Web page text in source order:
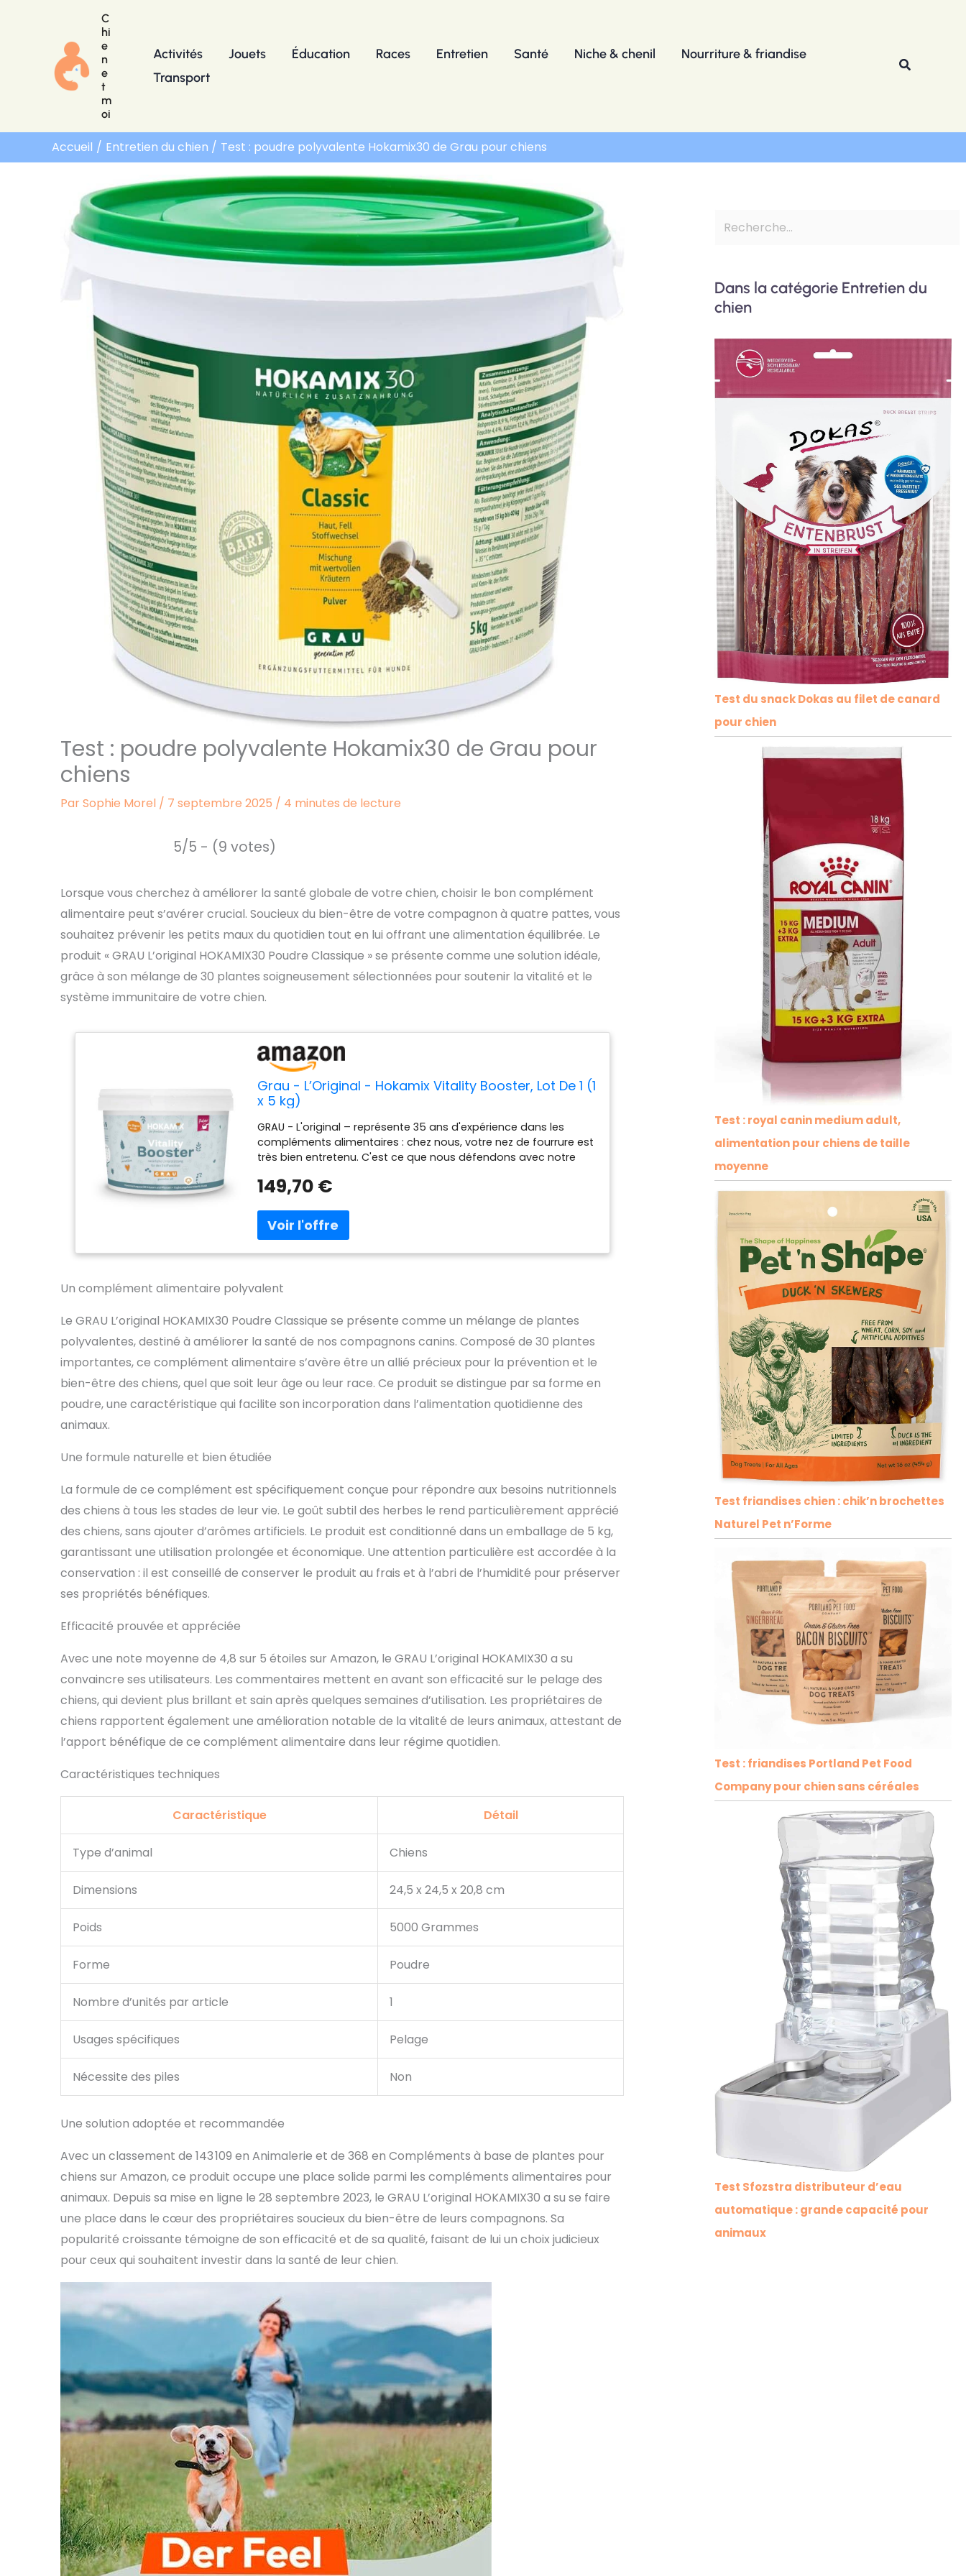
C
hi
e
n
e
t
m
oi
Activités Jouets Éducation Races Entretien Santé Niche & chenil
Nourriture & friandise
Transport
Accueil Entretien du chien Test : poudre polyvalente Hokamix30 de Grau pour chiens
Test : poudre polyvalente Hokamix30 de Grau pour
chiens
ParSophie Morel / 7 septembre 2025 / 4 minutes de lecture
5/5 - (9 votes)
Lorsque vous cherchez à améliorer la santé globale de votre chien, choisir le bon complément
alimentaire peut s’avérer crucial. Soucieux du bien-être de votre compagnon à quatre pattes, vous
souhaitez prévenir les petits maux du quotidien tout en lui offrant une alimentation équilibrée. Le
produit « GRAU L’original HOKAMIX30 Poudre Classique » se présente comme une solution idéale,
grâce à son mélange de 30 plantes soigneusement sélectionnées pour soutenir la vitalité et le
système immunitaire de votre chien.
Grau - L’Original - Hokamix Vitality Booster, Lot De 1 (1
x 5 kg)
GRAU - L'original – représente 35 ans d'expérience dans les
compléments alimentaires : chez nous, votre nez de fourrure est
très bien entretenu. C'est ce que nous défendons avec notre
membre de la famille. C'est pourquoi nous développons nos
presque tous les symptômes, nous proposons une solution
solide dans nos gammes de produits. Unique : mélange
bien plus encore
149,70 €
Un complément alimentaire polyvalent
Le GRAU L’original HOKAMIX30 Poudre Classique se présente comme un mélange de plantes
polyvalentes, destiné à améliorer la santé de nos compagnons canins. Composé de 30 plantes
importantes, ce complément alimentaire s’avère être un allié précieux pour la prévention et le
bien-être des chiens, quel que soit leur âge ou leur race. Ce produit se distingue par sa forme en
poudre, une caractéristique qui facilite son incorporation dans l’alimentation quotidienne des
animaux.
Une formule naturelle et bien étudiée
La formule de ce complément est spécifiquement conçue pour répondre aux besoins nutritionnels
des chiens à tous les stades de leur vie. Le goût subtil des herbes le rend particulièrement apprécié
des chiens, sans ajouter d’arômes artificiels. Le produit est conditionné dans un emballage de 5 kg,
garantissant une utilisation prolongée et économique. Une attention particulière est accordée à la
conservation : il est conseillé de conserver le produit au frais et à l’abri de l’humidité pour préserver
ses propriétés bénéfiques.
Efficacité prouvée et appréciée
Avec une note moyenne de 4,8 sur 5 étoiles sur Amazon, le GRAU L’original HOKAMIX30 a su
convaincre ses utilisateurs. Les commentaires mettent en avant son efficacité sur le pelage des
chiens, qui devient plus brillant et sain après quelques semaines d’utilisation. Les propriétaires de
chiens rapportent également une amélioration notable de la vitalité de leurs animaux, attestant de
l’apport bénéfique de ce complément alimentaire dans leur régime quotidien.
Caractéristiques techniques
Caractéristique Détail
Type d’animal Chiens
Dimensions 24,5 x 24,5 x 20,8 cm
Poids 5000 Grammes
Forme Poudre
Nombre d’unités par article 1
Usages spécifiques Pelage
Nécessite des piles Non
Une solution adoptée et recommandée
Avec un classement de 143 109 en Animalerie et de 368 en Compléments à base de plantes pour
chiens sur Amazon, ce produit occupe une place solide parmi les compléments alimentaires pour
animaux. Depuis sa mise en ligne le 28 septembre 2023, le GRAU L’original HOKAMIX30 a su se faire
une place dans le cœur des propriétaires soucieux du bien-être de leurs compagnons. Sa
popularité croissante témoigne de son efficacité et de sa qualité, faisant de lui un choix judicieux
pour ceux qui souhaitent investir dans la santé de leur chien.
c
Dans la catégorie Entretien du
chien
Test du snack Dokas au filet de canard
pour chien
Test : royal canin medium adult,
alimentation pour chiens de taille
moyenne
Test friandises chien : chik’n brochettes
Naturel Pet n’Forme
Test : friandises Portland Pet Food
Company pour chien sans céréales
Test Sfozstra distributeur d’eau
automatique : grande capacité pour
animaux